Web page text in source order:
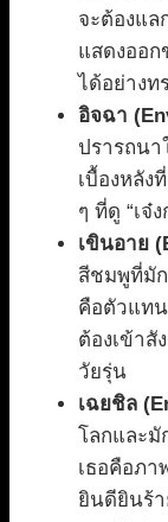
จะต้องแ
แสดงออก
ได้อย่างท
อิจฉา
ปรารถนา
เบื้องหลัง
ๆ ที่ดู “เจ๋ง
เขินอาย
สีชมพูที่มัก
คือตัวแท
ต้องเข้าสั
วัยรุ่น
เฉยชิล
โลกและมั
เธอคือภา
ยินดียินร้า